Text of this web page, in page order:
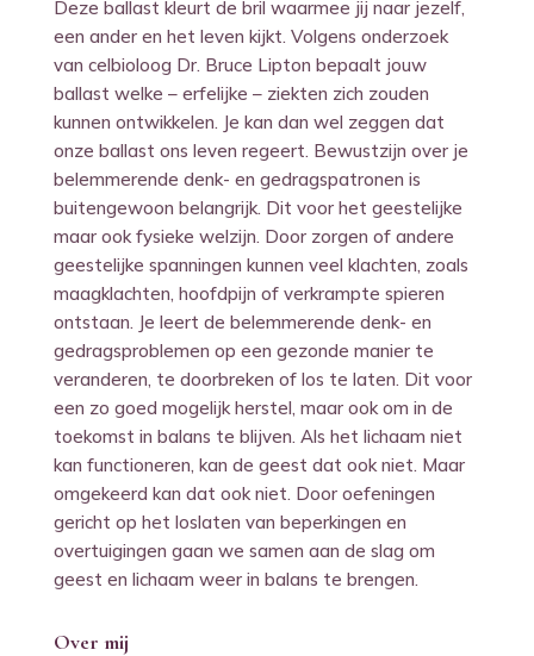
Deze ballast kleurt de bril waarmee jij naar jezelf,
een ander en het leven kijkt. Volgens onderzoek
van celbioloog Dr. Bruce Lipton bepaalt jouw
ballast welke – erfelijke – ziekten zich zouden
kunnen ontwikkelen. Je kan dan wel zeggen dat
onze ballast ons leven regeert. Bewustzijn over je
belemmerende denk- en gedragspatronen is
buitengewoon belangrijk. Dit voor het geestelijke
maar ook fysieke welzijn. Door zorgen of andere
geestelijke spanningen kunnen veel klachten, zoals
maagklachten, hoofdpijn of verkrampte spieren
ontstaan. Je leert de belemmerende denk- en
gedragsproblemen op een gezonde manier te
veranderen, te doorbreken of los te laten. Dit voor
een zo goed mogelijk herstel, maar ook om in de
toekomst in balans te blijven. Als het lichaam niet
kan functioneren, kan de geest dat ook niet. Maar
omgekeerd kan dat ook niet. Door oefeningen
gericht op het loslaten van beperkingen en
overtuigingen gaan we samen aan de slag om
geest en lichaam weer in balans te brengen.
Over mij